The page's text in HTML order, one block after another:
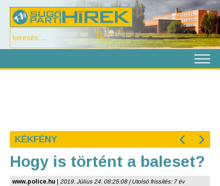
KÉKFÉNY ‹ ›
Hogy is történt a baleset?
www.police.hu 2019. Július 24. 08:25:08 | Utolsó frissítés: 7 év